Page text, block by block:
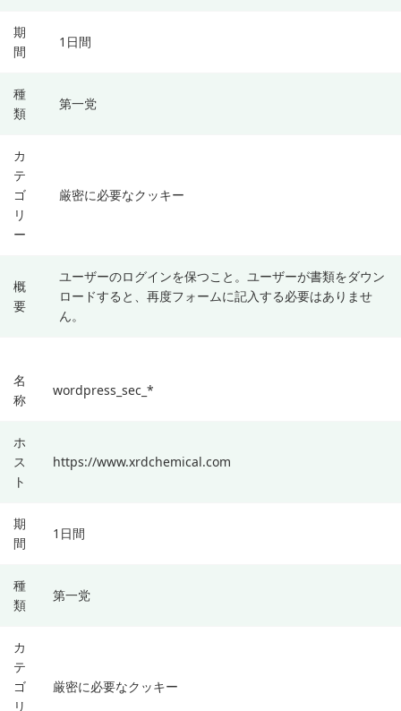
期
間
1日間
種
類
第一党
カ
テ
ゴ
リ
ー
厳密に必要なクッキー
概
要
ユーザーのログインを保つこと。ユーザーが書類をダウン
ロードすると、再度フォームに記入する必要はありませ
ん。
名
称
wordpress_sec_*
ホ
ス
ト
https://www.xrdchemical.com
期
間
1日間
種
類
第一党
カ
テ
ゴ
リ
厳密に必要なクッキー